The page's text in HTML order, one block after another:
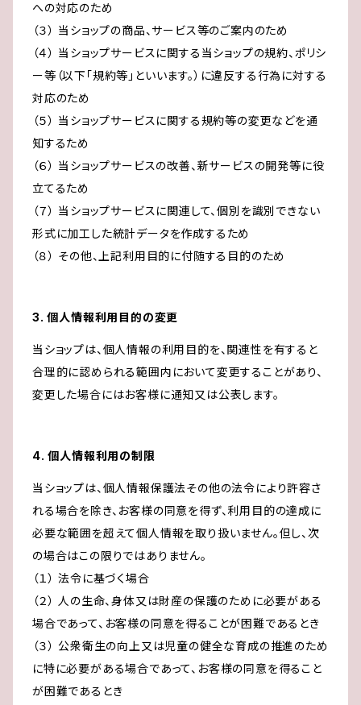
への対応のため
（３） 当ショップの商品、サービス等のご案内のため
（４） 当ショップサービスに関する当ショップの規約、ポリシ
ー等（以下「規約等」といいます。）に違反する行為に対する
対応のため
（５） 当ショップサービスに関する規約等の変更などを通
知するため
（６） 当ショップサービスの改善、新サービスの開発等に役
立てるため
（７） 当ショップサービスに関連して、個別を識別できない
形式に加工した統計データを作成するため
（８） その他、上記利用目的に付随する目的のため
3. 個人情報利用目的の変更
当ショップは、個人情報の利用目的を、関連性を有すると
合理的に認められる範囲内において変更することがあり、
変更した場合にはお客様に通知又は公表します。
4. 個人情報利用の制限
当ショップは、個人情報保護法その他の法令により許容さ
れる場合を除き、お客様の同意を得ず、利用目的の達成に
必要な範囲を超えて個人情報を取り扱いません。但し、次
の場合はこの限りではありません。
（１） 法令に基づく場合
（２） 人の生命、身体又は財産の保護のために必要がある
場合であって、お客様の同意を得ることが困難であるとき
（３） 公衆衛生の向上又は児童の健全な育成の推進のため
に特に必要がある場合であって、お客様の同意を得ること
が困難であるとき